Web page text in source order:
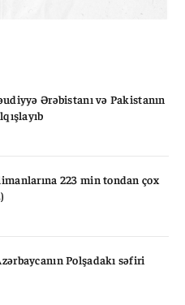
Ərəbistanı və Pakistanın
223 min tondan çox
Polşadakı səfiri